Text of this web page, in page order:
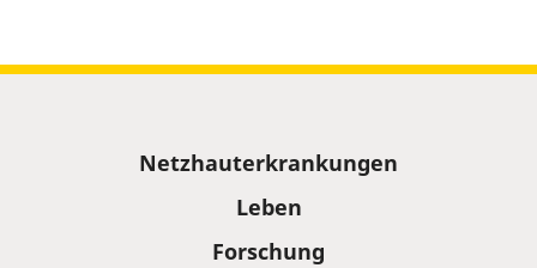
Netzhauterkrankungen
Leben
Forschung